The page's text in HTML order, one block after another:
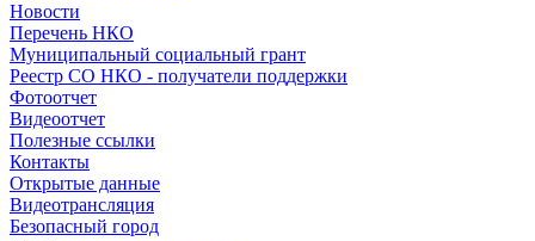
Новости
Перечень НКО
Муниципальный социальный грант
Реестр СО НКО - получатели поддержки
Фотоотчет
Видеоотчет
Полезные ссылки
Контакты
Открытые данные
Видеотрансляция
Безопасный город